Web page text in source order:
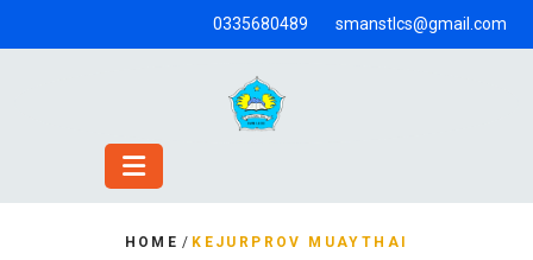
0335680489 smanstlcs@gmail.com
HOME / KEJURPROV MUAYTHAI